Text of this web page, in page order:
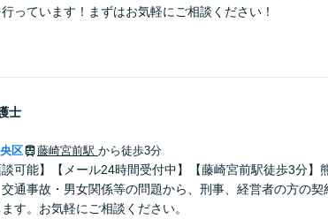
っています！まずはお気軽にご相談ください！
士
区 藤崎宮前駅 から徒歩3分
談可能】【メール24時間受付中】【藤崎宮前駅徒歩3分
通事故・男女関係等の問題から、刑事、経営者の方の
す。お気軽にご相談ください。